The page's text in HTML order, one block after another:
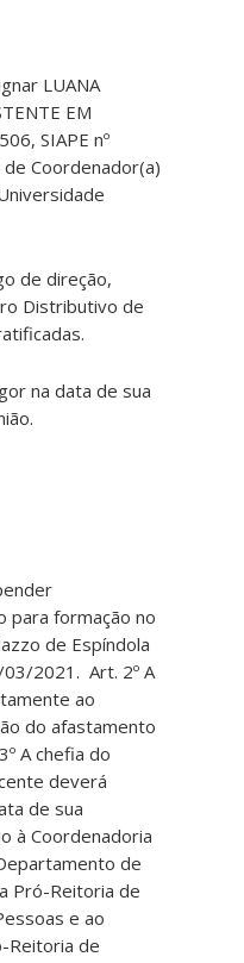
LUANA
EM
SIAPE nº
Coordenador(a)
de direção,
Distributivo de
na data de sua
para formação no
de Espíndola
2021. Art. 2º A
ao
do afastamento
A chefia do
deverá
de sua
à Coordenadoria
de
Pró-Reitoria de
e ao
Reitoria de